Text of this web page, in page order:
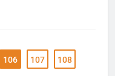
106 107 108